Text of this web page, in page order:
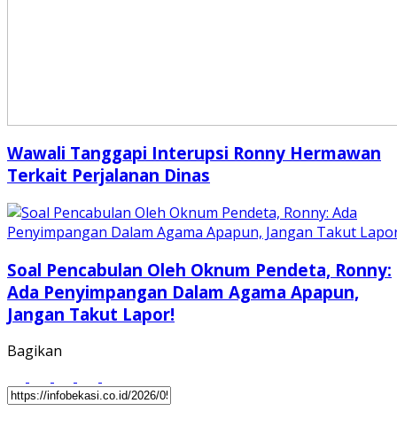
Wawali Tanggapi Interupsi Ronny Hermawan
Terkait Perjalanan Dinas
Soal Pencabulan Oleh Oknum Pendeta, Ronny:
Ada Penyimpangan Dalam Agama Apapun,
Jangan Takut Lapor!
Bagikan